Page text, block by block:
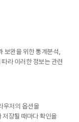
보완을 위한 통계분석,
라 이러한 정보는 관련
우저의 옵션을
저장될 때마다 확인을